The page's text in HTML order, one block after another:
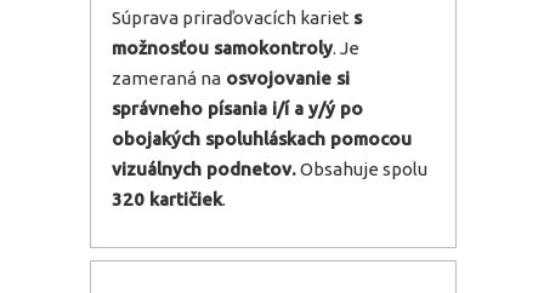
Súprava priraďovacích kariet s
možnosťou samokontroly. Je
zameraná na osvojovanie si
správneho písania i/í a y/ý po
obojakých spoluhláskach pomocou
vizuálnych podnetov.Obsahuje spolu
320 kartičiek.